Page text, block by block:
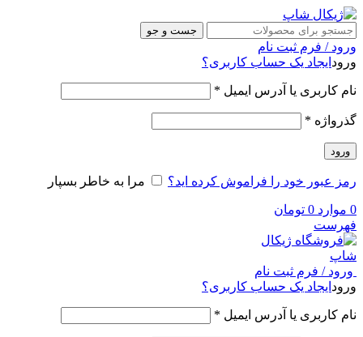
جست و جو
ورود / فرم ثبت نام
ورود ایجاد یک حساب کاربری؟
نام کاربری یا آدرس ایمیل *
گذرواژه *
ورود
رمز عبور خود را فراموش کرده اید؟ مرا به خاطر بسپار
0 موارد 0 تومان
فهرست
ورود / فرم ثبت نام
ورود ایجاد یک حساب کاربری؟
نام کاربری یا آدرس ایمیل *